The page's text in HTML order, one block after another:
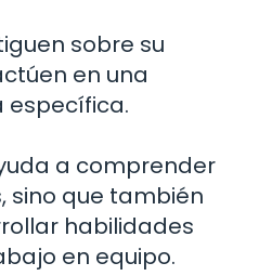
sobre su
en una
específica.
a comprender
sino que también
habilidades
en equipo.